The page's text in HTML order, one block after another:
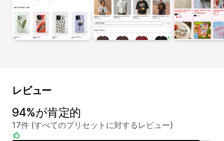
レビュー
94%が肯定的
17件 (すべてのプリセットに対するレビュー)